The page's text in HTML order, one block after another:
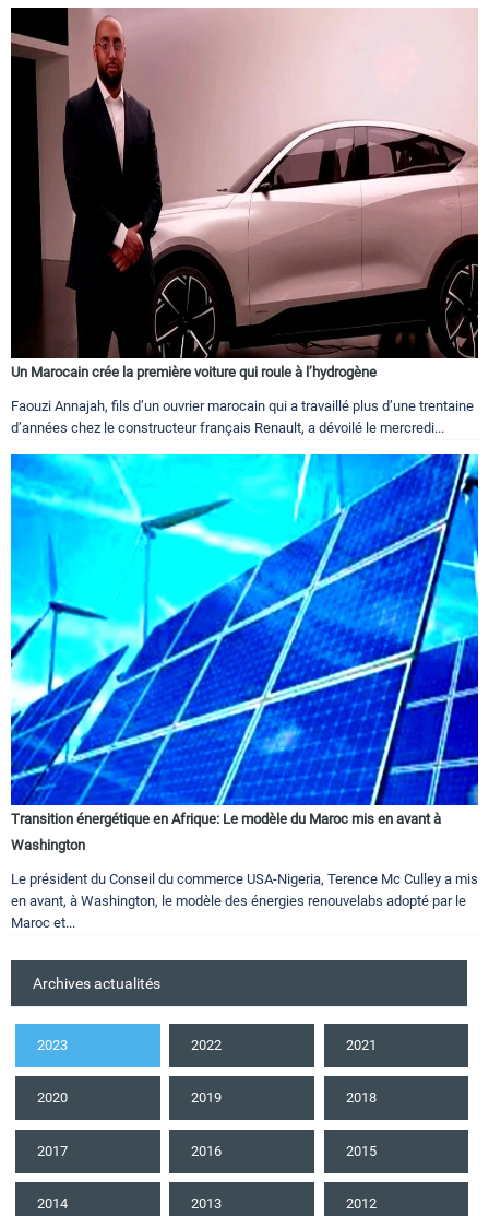
Un Marocain crée la première voiture qui roule à l’hydrogène
Faouzi Annajah, fils d’un ouvrier marocain qui a travaillé plus d’une trentaine
d’années chez le constructeur français Renault, a dévoilé le mercredi...
Transition énergétique en Afrique: Le modèle du Maroc mis en avant à
Washington
Le président du Conseil du commerce USA-Nigeria, Terence Mc Culley a mis
en avant, à Washington, le modèle des énergies renouvelabs adopté par le
Maroc et...
Archives actualités
2023 2022 2021
2020 2019 2018
2017 2016 2015
2014 2013 2012